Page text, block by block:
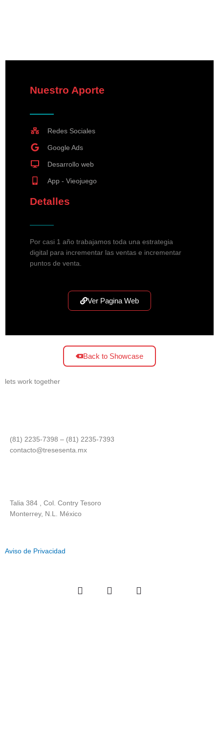
Nuestro Aporte
Redes Sociales
Google Ads
Desarrollo web
App - Vieojuego
Detalles
Por casi 1 año trabajamos toda una estrategia
digital para incrementar las ventas e incrementar
puntos de venta.
Ver Pagina Web
Back to Showcase
lets work together
(81) 2235-7398 – (81) 2235-7393
contacto@tresesenta.mx
Talia 384 , Col. Contry Tesoro
Monterrey, N.L. México
Aviso de Privacidad